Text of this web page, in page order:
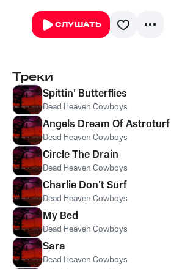
СЛУШАТЬ
Треки
Spittin' Butterflies
Dead Heaven Cowboys
Angels Dream Of Astroturf
Dead Heaven Cowboys
Circle The Drain
Dead Heaven Cowboys
Charlie Don't Surf
Dead Heaven Cowboys
My Bed
Dead Heaven Cowboys
Sara
Dead Heaven Cowboys